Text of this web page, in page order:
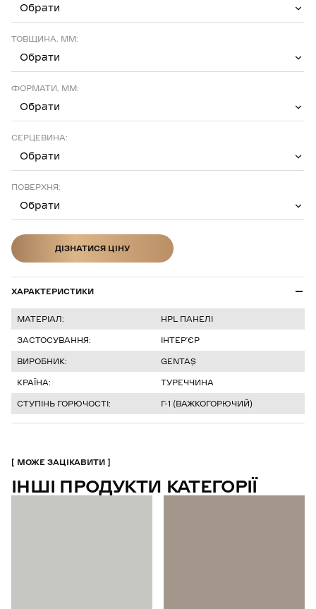
Обрати
ТОВЩИНА, ММ:
Обрати
ФОРМАТИ, ММ:
Обрати
СЕРЦЕВИНА:
Обрати
ПОВЕРХНЯ:
Обрати
ДІЗНАТИСЯ ЦІНУ
ХАРАКТЕРИСТИКИ
МАТЕРІАЛ:
HPL ПАНЕЛІ
ЗАСТОСУВАННЯ:
ІНТЕР’ЄР
ВИРОБНИК:
GENTAŞ
КРАЇНА:
ТУРЕЧЧИНА
СТУПІНЬ ГОРЮЧОСТІ:
Г-1 (ВАЖКОГОРЮЧИЙ)
МОЖЕ ЗАЦІКАВИТИ
ІНШІ ПРОДУКТИ КАТЕГОРІЇ